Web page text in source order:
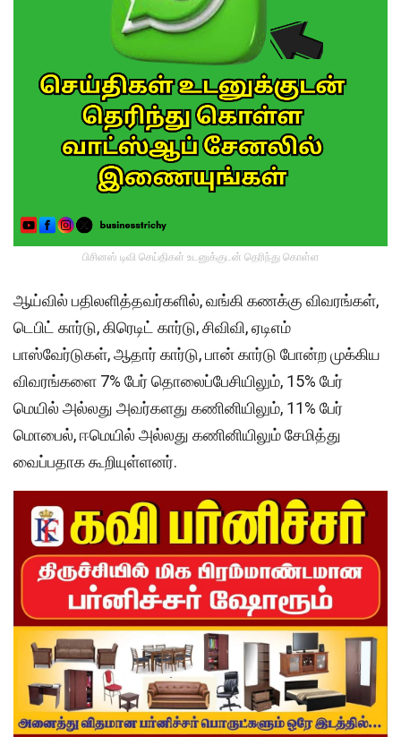
பிசினஸ் டிவி செய்திகள் உடனுக்குடன் தெரிந்து கொள்ள
ஆய்வில் பதிலளித்தவர்களில், வங்கி கணக்கு விவரங்கள்,
டெபிட் கார்டு, கிரெடிட் கார்டு, சிவிவி, ஏடிஎம்
பாஸ்வேர்டுகள், ஆதார் கார்டு, பான் கார்டு போன்ற முக்கிய
விவரங்களை 7% பேர் தொலைப்பேசியிலும், 15% பேர்
மெயில் அல்லது அவர்களது கணினியிலும், 11% பேர்
மொபைல், ஈமெயில் அல்லது கணினியிலும் சேமித்து
வைப்பதாக கூறியுள்ளனர்.